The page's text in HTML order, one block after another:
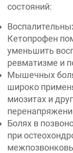
состояний:
Кетопрофен
уменьшить
ревматизме и
Мышечных
широко
миозитах и
Болях в
при